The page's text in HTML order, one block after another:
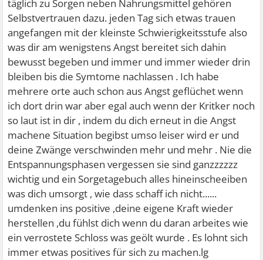
täglich zu Sorgen neben Nahrungsmittel gehören
Selbstvertrauen dazu. jeden Tag sich etwas trauen
angefangen mit der kleinste Schwierigkeitsstufe also
was dir am wenigstens Angst bereitet sich dahin
bewusst begeben und immer und immer wieder drin
bleiben bis die Symtome nachlassen . Ich habe
mehrere orte auch schon aus Angst geflüchet wenn
ich dort drin war aber egal auch wenn der Kritker noch
so laut ist in dir , indem du dich erneut in die Angst
machene Situation begibst umso leiser wird er und
deine Zwänge verschwinden mehr und mehr . Nie die
Entspannungsphasen vergessen sie sind ganzzzzzz
wichtig und ein Sorgetagebuch alles hineinscheeiben
was dich umsorgt , wie dass schaff ich nicht......
umdenken ins positive ,deine eigene Kraft wieder
herstellen ,du fühlst dich wenn du daran arbeites wie
ein verrostete Schloss was geölt wurde . Es lohnt sich
immer etwas positives für sich zu machen.lg